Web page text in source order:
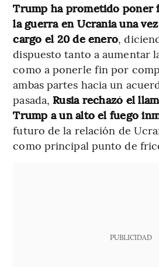
Trump ha prometido poner
la guerra en Ucrania una
cargo el 20 de enero,
dispuesto tanto a aumentar
como a ponerle fin por
ambas partes hacia un
pasada, Rusia rechazó el
Trump a un alto el fuego
futuro de la relación de
como principal punto de
PUBLICIDAD